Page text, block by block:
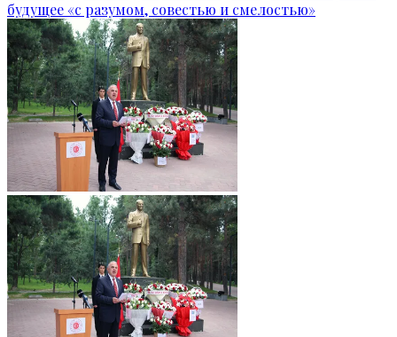
будущее «с разумом, совестью и смелостью»